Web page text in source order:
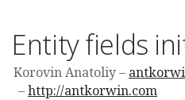
Entity fields
Korovin Anatoliy
http://antkorwin.com